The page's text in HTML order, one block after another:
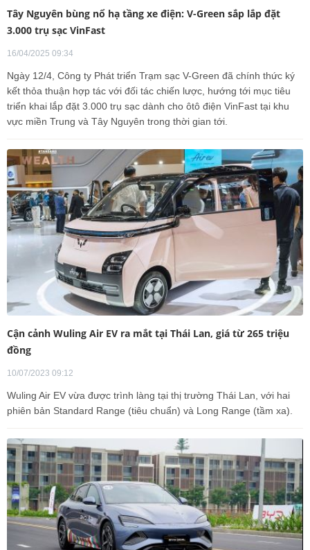
Tây Nguyên bùng nổ hạ tầng xe điện: V-Green sắp lắp đặt
3.000 trụ sạc VinFast
16/04/2025 09:34
Ngày 12/4, Công ty Phát triển Trạm sạc V-Green đã chính thức ký
kết thỏa thuận hợp tác với đối tác chiến lược, hướng tới mục tiêu
triển khai lắp đặt 3.000 trụ sạc dành cho ôtô điện VinFast tại khu
vực miền Trung và Tây Nguyên trong thời gian tới.
Cận cảnh Wuling Air EV ra mắt tại Thái Lan, giá từ 265 triệu
đồng
10/07/2023 09:12
Wuling Air EV vừa được trình làng tại thị trường Thái Lan, với hai
phiên bản Standard Range (tiêu chuẩn) và Long Range (tầm xa).